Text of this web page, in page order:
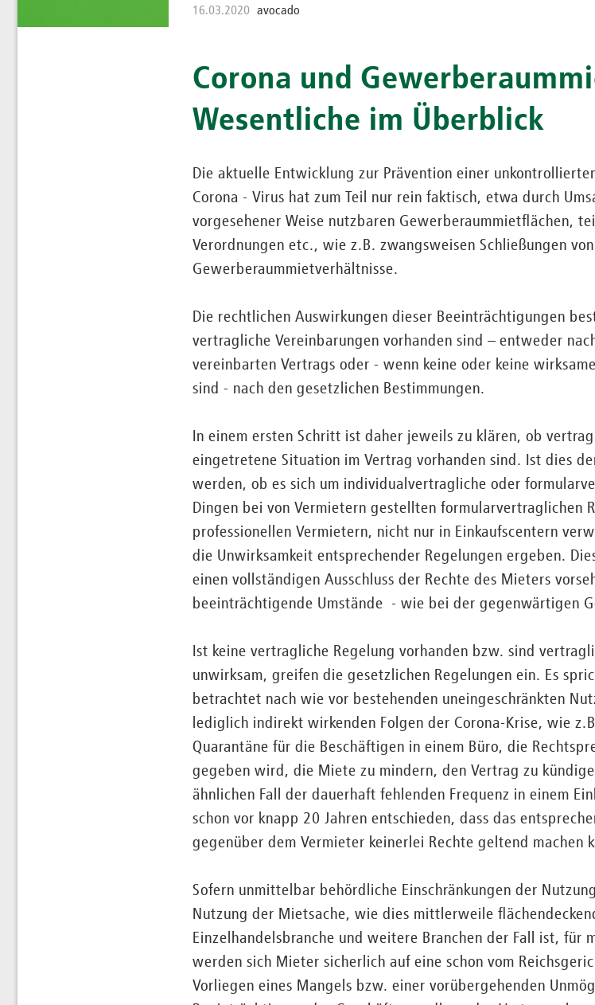
16.03.2020 avocado
Corona und
Wesentliche im Überblick
Die aktuelle Entwicklung zur Prävention einer
Corona - Virus hat zum Teil nur rein faktisch, etwa durch
vorgesehener Weise nutzbaren Gewerberaummietflächen,
Verordnungen etc., wie z.B. zwangsweisen Schließungen
Gewerberaummietverhältnisse.
Die rechtlichen Auswirkungen dieser Beeinträchtigungen
vertragliche Vereinbarungen vorhanden sind – entweder
vereinbarten Vertrags oder - wenn keine oder keine
sind - nach den gesetzlichen Bestimmungen.
In einem ersten Schritt ist daher jeweils zu klären, ob
eingetretene Situation im Vertrag vorhanden sind. Ist dies
werden, ob es sich um individualvertragliche oder
Dingen bei von Vermietern gestellten formularvertraglichen
professionellen Vermietern, nicht nur in Einkaufscentern
die Unwirksamkeit entsprechender Regelungen ergeben.
einen vollständigen Ausschluss der Rechte des Mieters
beeinträchtigende Umstände - wie bei der gegenwärtigen
Ist keine vertragliche Regelung vorhanden bzw. sind
unwirksam, greifen die gesetzlichen Regelungen ein. Es
betrachtet nach wie vor bestehenden uneingeschränkten
lediglich indirekt wirkenden Folgen der Corona-Krise, wie
Quarantäne für die Beschäftigen in einem Büro, die
gegeben wird, die Miete zu mindern, den Vertrag zu
ähnlichen Fall der dauerhaft fehlenden Frequenz in einem
schon vor knapp 20 Jahren entschieden, dass das
gegenüber dem Vermieter keinerlei Rechte geltend machen
Sofern unmittelbar behördliche Einschränkungen der
Nutzung der Mietsache, wie dies mittlerweile
Einzelhandelsbranche und weitere Branchen der Fall ist,
werden sich Mieter sicherlich auf eine schon vom
Vorliegen eines Mangels bzw. einer vorübergehenden